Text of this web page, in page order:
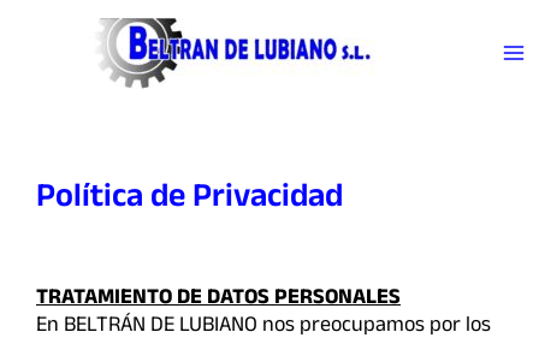
Política de Privacidad
TRATAMIENTO DE DATOS PERSONALES
En BELTRÁN DE LUBIANO nos preocupamos por los